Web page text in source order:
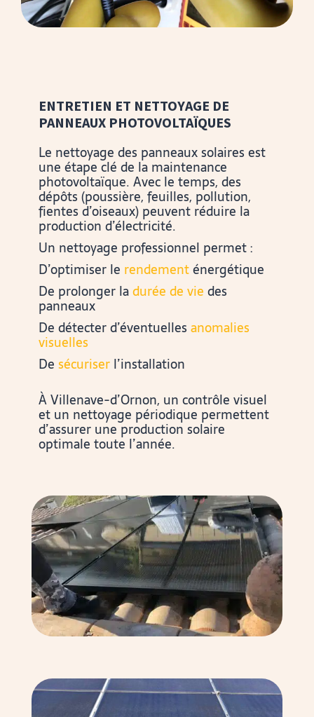
ENTRETIEN ET NETTOYAGE DE
PANNEAUX PHOTOVOLTAÏQUES
Le nettoyage des panneaux solaires est
une étape clé de la maintenance
photovoltaïque. Avec le temps, des
dépôts (poussière, feuilles, pollution,
fientes d’oiseaux) peuvent réduire la
production d’électricité.
Un nettoyage professionnel permet :
D’optimiser le rendementénergétique
De prolonger ladurée de vie des
panneaux
De détecter d’éventuelles anomalies
visuelles
De sécuriserl’installation
À Villenave-d’Ornon, un contrôle visuel
et un nettoyage périodique permettent
d’assurer une production solaire
optimale toute l’année.